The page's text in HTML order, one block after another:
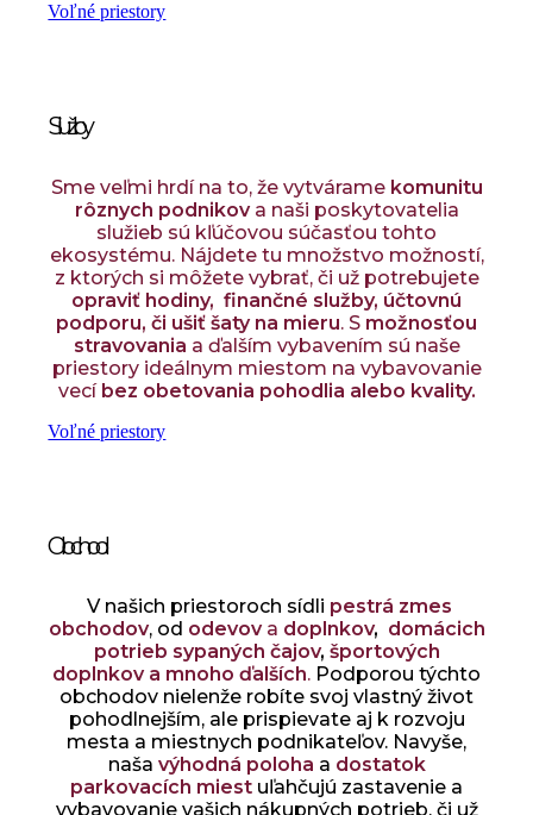
Voľné priestory
Služby
Sme veľmi hrdí na to, že vytváramekomunitu
rôznych podnikova naši poskytovatelia
služieb sú kľúčovou súčasťou tohto
ekosystému. Nájdete tu množstvo možností,
z ktorých si môžete vybrať, či už potrebujete
opraviť hodiny, finančné služby, účtovnú
podporu, či ušiť šaty na mieru. S možnosťou
stravovania a ďalším vybavením sú naše
priestory ideálnym miestom na vybavovanie
vecí bez obetovania pohodlia alebo kvality.
Voľné priestory
Obchod
V našich priestoroch sídli pestrá zmes
obchodov, od odevova doplnkov, domácich
potrieb sypaných čajov, športových
doplnkov a mnoho ďalších. Podporou týchto
obchodov nielenže robíte svoj vlastný život
pohodlnejším, ale prispievate aj k rozvoju
mesta a miestnych podnikateľov. Navyše,
naša výhodná poloha a dostatok
parkovacích miest uľahčujú zastavenie a
vybavovanie vašich nákupných potrieb, či už